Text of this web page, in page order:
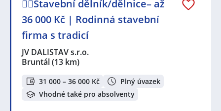
👷‍♂️Stavební dělník/dělnice– až
36 000 Kč | Rodinná stavební
firma s tradicí
JV DALISTAV s.r.o.
Bruntál(13 km)
31 000 – 36 000 Kč
Plný úvazek
Vhodné také pro absolventy